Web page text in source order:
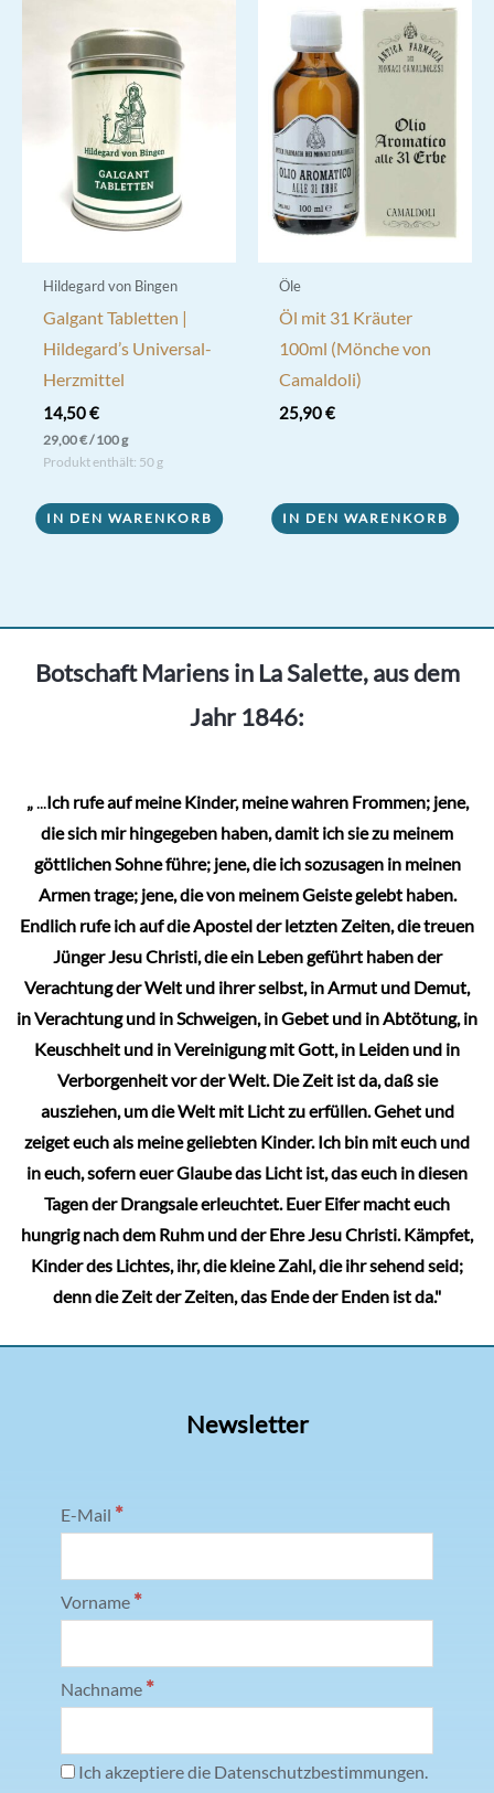
Hildegard von Bingen
Galgant Tabletten |
Hildegard’s Universal-
Herzmittel
14,50€
29,00€/100g
Produkt enthält: 50 g
IN DEN WARENKORB
Öle
Öl mit 31 Kräuter
100ml (Mönche von
Camaldoli)
25,90€
IN DEN WARENKORB
Botschaft Mariens in La Salette, aus dem
Jahr 1846:
„...Ich rufe auf meine Kinder, meine wahren Frommen; jene,
die sich mir hingegeben haben, damit ich sie zu meinem
göttlichen Sohne führe; jene, die ich sozusagen in meinen
Armen trage; jene, die von meinem Geiste gelebt haben.
Endlich rufe ich auf die Apostel der letzten Zeiten, die treuen
Jünger Jesu Christi, die ein Leben geführt haben der
Verachtung der Welt und ihrer selbst, in Armut und Demut,
in Verachtung und in Schweigen, in Gebet und in Abtötung, in
Keuschheit und in Vereinigung mit Gott, in Leiden und in
Verborgenheit vor der Welt. Die Zeit ist da, daß sie
ausziehen, um die Welt mit Licht zu erfüllen. Gehet und
zeiget euch als meine geliebten Kinder. Ich bin mit euch und
in euch, sofern euer Glaube das Licht ist, das euch in diesen
Tagen der Drangsale erleuchtet. Euer Eifer macht euch
hungrig nach dem Ruhm und der Ehre Jesu Christi. Kämpfet,
Kinder des Lichtes, ihr, die kleine Zahl, die ihr sehend seid;
denn die Zeit der Zeiten, das Ende der Enden ist da."
Newsletter
E-Mail *
Vorname *
Nachname *
Ich akzeptiere die Datenschutzbestimmungen.